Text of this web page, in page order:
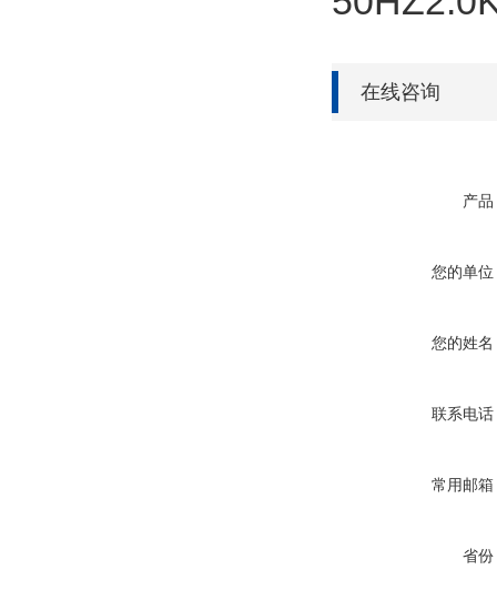
在线咨询
产品
您的单位
您的姓名
联系电话
常用邮箱
省份